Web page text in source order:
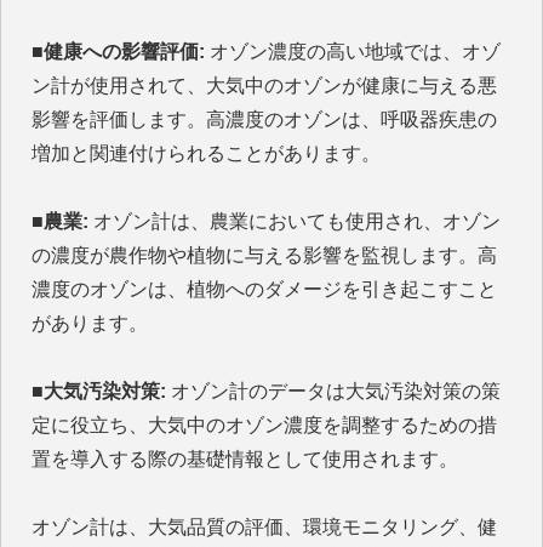
■健康への影響評価: オゾン濃度の高い地域では、オゾ
ン計が使用されて、大気中のオゾンが健康に与える悪
影響を評価します。高濃度のオゾンは、呼吸器疾患の
増加と関連付けられることがあります。
■農業: オゾン計は、農業においても使用され、オゾン
の濃度が農作物や植物に与える影響を監視します。高
濃度のオゾンは、植物へのダメージを引き起こすこと
があります。
■大気汚染対策: オゾン計のデータは大気汚染対策の策
定に役立ち、大気中のオゾン濃度を調整するための措
置を導入する際の基礎情報として使用されます。
オゾン計は、大気品質の評価、環境モニタリング、健